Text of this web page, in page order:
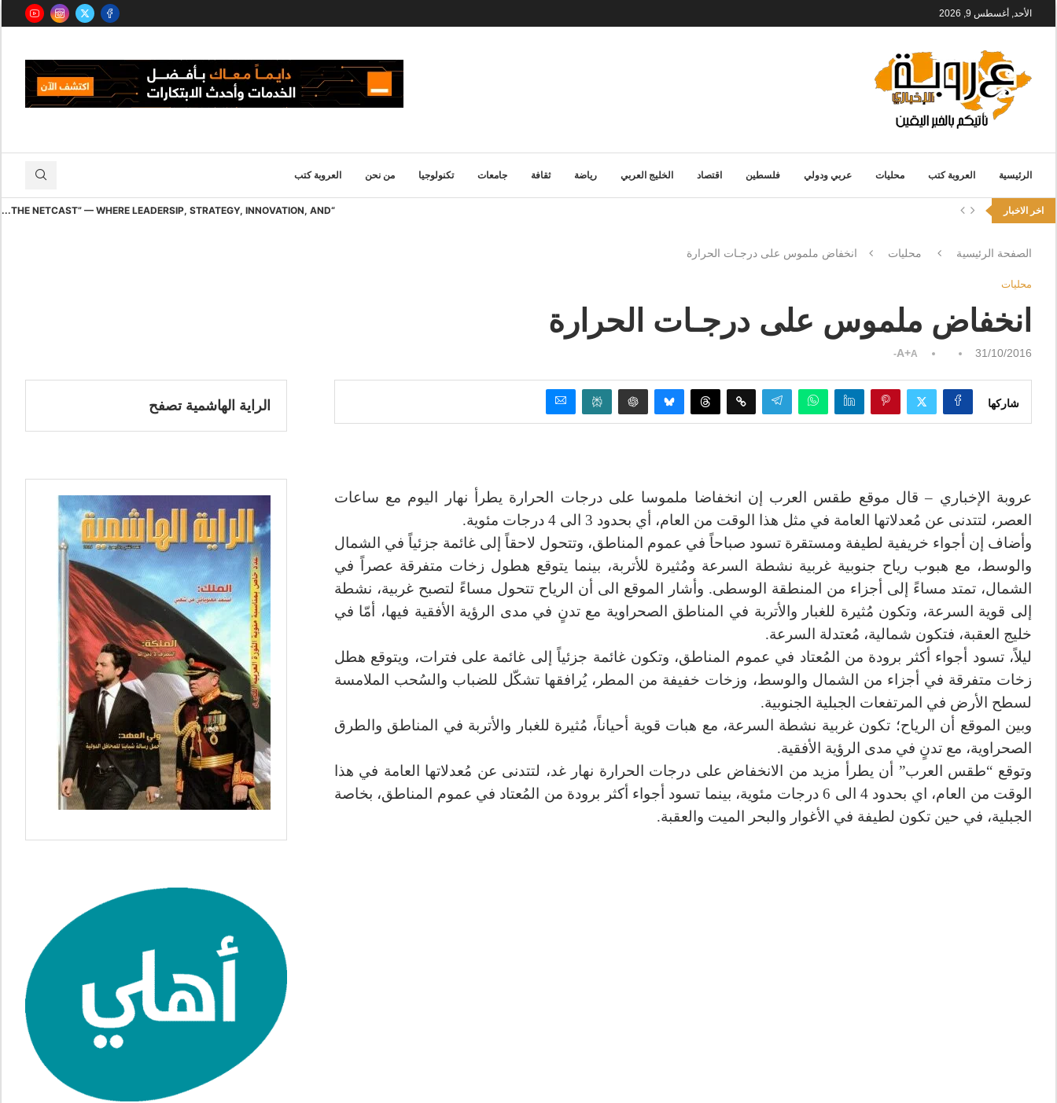
الأحد, أغسطس 9, 2026
الرئيسية العروبة كتب محليات عربي ودولي فلسطين اقتصاد الخليج العربي رياضة ثقافة جامعات تكنولوجيا من نحن العروبة كتب
اخر الاخبار “THE NETCAST” — WHERE LEADERSIP, STRATEGY, INNOVATION, AND...
الصفحة الرئيسية محليات انخفاض ملموس على درجـات الحرارة
محليات
انخفاض ملموس على درجـات الحرارة
31/10/2016
A+A-
شاركها
عروبة الإخباري – قال موقع طقس العرب إن انخفاضا ملموسا على درجات الحرارة يطرأ نهار اليوم مع ساعات
العصر، لتتدنى عن مُعدلاتها العامة في مثل هذا الوقت من العام، أي بحدود 3 الى 4 درجات مئوية.
وأضاف إن أجواء خريفية لطيفة ومستقرة تسود صباحاً في عموم المناطق، وتتحول لاحقاً إلى غائمة جزئياً في الشمال
والوسط، مع هبوب رياح جنوبية غربية نشطة السرعة ومُثيرة للأتربة، بينما يتوقع هطول زخات متفرقة عصراً في
الشمال، تمتد مساءً إلى أجزاء من المنطقة الوسطى. وأشار الموقع الى أن الرياح تتحول مساءً لتصبح غربية، نشطة
إلى قوية السرعة، وتكون مُثيرة للغبار والأتربة في المناطق الصحراوية مع تدنٍ في مدى الرؤية الأفقية فيها، أمّا في
خليج العقبة، فتكون شمالية، مُعتدلة السرعة.
ليلاً، تسود أجواء أكثر برودة من المُعتاد في عموم المناطق، وتكون غائمة جزئياً إلى غائمة على فترات، ويتوقع هطل
زخات متفرقة في أجزاء من الشمال والوسط، وزخات خفيفة من المطر، يُرافقها تشكّل للضباب والسُحب الملامسة
لسطح الأرض في المرتفعات الجبلية الجنوبية.
وبين الموقع أن الرياح؛ تكون غربية نشطة السرعة، مع هبات قوية أحياناً، مُثيرة للغبار والأتربة في المناطق والطرق
الصحراوية، مع تدنٍ في مدى الرؤية الأفقية.
وتوقع “طقس العرب” أن يطرأ مزيد من الانخفاض على درجات الحرارة نهار غد، لتتدنى عن مُعدلاتها العامة في هذا
الوقت من العام، اي بحدود 4 الى 6 درجات مئوية، بينما تسود أجواء أكثر برودة من المُعتاد في عموم المناطق، بخاصة
الجبلية، في حين تكون لطيفة في الأغوار والبحر الميت والعقبة.
الراية الهاشمية تصفح